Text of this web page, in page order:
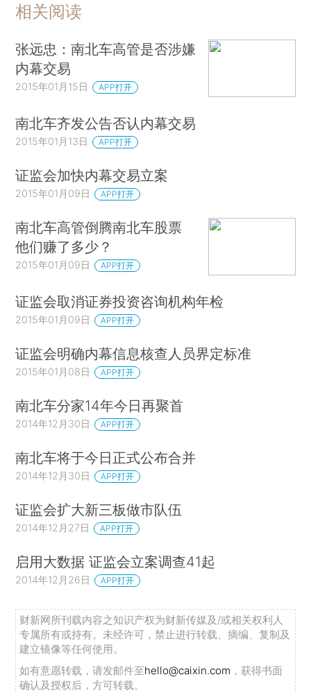
相关阅读
张远忠：南北车高管是否涉嫌
内幕交易
2015年01月15日 APP打开
南北车齐发公告否认内幕交易
2015年01月13日 APP打开
证监会加快内幕交易立案
2015年01月09日 APP打开
南北车高管倒腾南北车股票
他们赚了多少？
2015年01月09日 APP打开
证监会取消证券投资咨询机构年检
2015年01月09日 APP打开
证监会明确内幕信息核查人员界定标准
2015年01月08日 APP打开
南北车分家14年今日再聚首
2014年12月30日 APP打开
南北车将于今日正式公布合并
2014年12月30日 APP打开
证监会扩大新三板做市队伍
2014年12月27日 APP打开
启用大数据 证监会立案调查41起
2014年12月26日 APP打开
财新网所刊载内容之知识产权为财新传媒及/或相关权利人
专属所有或持有。未经许可，禁止进行转载、摘编、复制及
建立镜像等任何使用。
如有意愿转载，请发邮件至hello@caixin.com ，获得书面
确认及授权后，方可转载。